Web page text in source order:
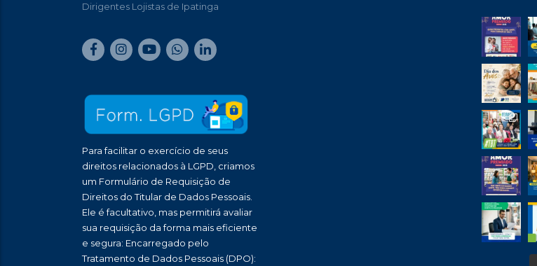
Dirigentes Lojistas de Ipatinga
Para facilitar o exercício de seus
direitos relacionados à LGPD, criamos
um Formulário de Requisição de
Direitos do Titular de Dados Pessoais.
Ele é facultativo, mas permitirá avaliar
sua requisição da forma mais eficiente
e segura: Encarregado pelo
Tratamento de Dados Pessoais (DPO):